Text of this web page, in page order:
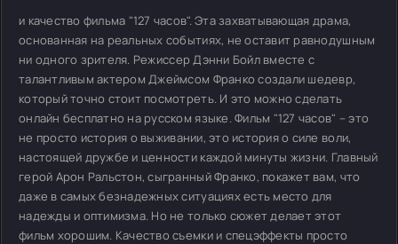
и качество фильма "127 часов". Эта захватывающая драма,
основанная на реальных событиях, не оставит равнодушным
ни одного зрителя. Режиссер Дэнни Бойл вместе с
талантливым актером Джеймсом Франко создали шедевр,
который точно стоит посмотреть. И это можно сделать
онлайн бесплатно на русском языке. Фильм "127 часов" – это
не просто история о выживании, это история о силе воли,
настоящей дружбе и ценности каждой минуты жизни. Главный
герой Арон Ральстон, сыгранный Франко, покажет вам, что
даже в самых безнадежных ситуациях есть место для
надежды и оптимизма. Но не только сюжет делает этот
фильм хорошим. Качество съемки и спецэффекты просто